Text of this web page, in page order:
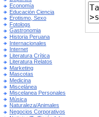
Economía
Educación Ciencia
Erotismo, Sexo
Fotologs
Gastronomia
Historia Peruana
Internacionales
Internet
Literatura Crítica
Literatura Relatos
Marketing
Mascotas
Medicina
Miscelánea
Miscelanea Personales
Música
Naturaleza/Animales
Negocios Corporativos